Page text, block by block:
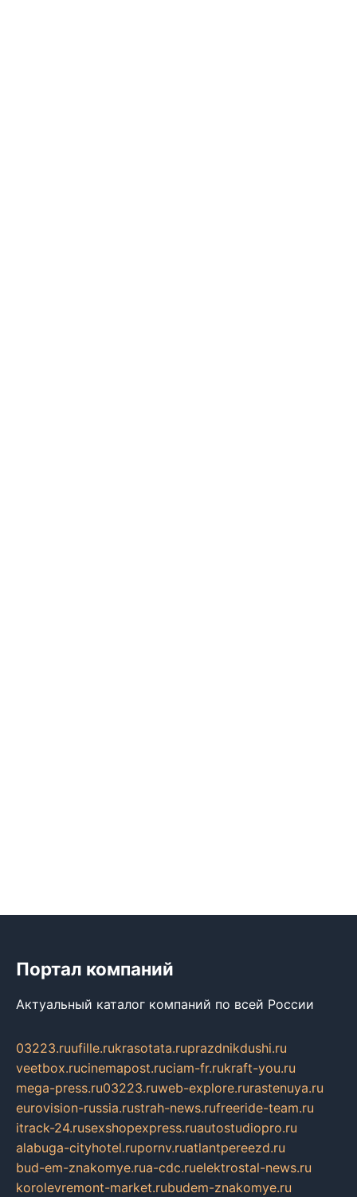
Портал компаний
Актуальный каталог компаний по всей России
03223.ruufille.rukrasotata.ruprazdnikdushi.ru
veetbox.rucinemapost.ruciam-fr.rukraft-you.ru
mega-press.ru03223.ruweb-explore.rurastenuya.ru
eurovision-russia.rustrah-news.rufreeride-team.ru
itrack-24.rusexshopexpress.ruautostudiopro.ru
alabuga-cityhotel.rupornv.ruatlantpereezd.ru
bud-em-znakomye.rua-cdc.ruelektrostal-news.ru
korolevremont-market.rubudem-znakomye.ru